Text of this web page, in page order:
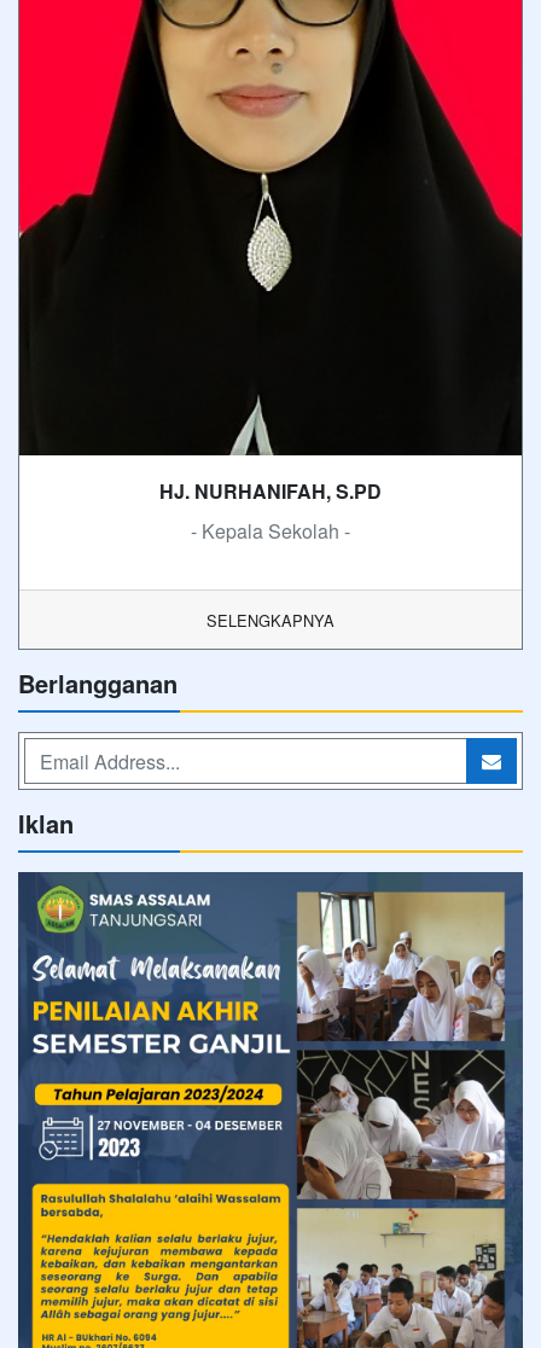
HJ. NURHANIFAH, S.PD
- Kepala Sekolah -
SELENGKAPNYA
Berlangganan
Iklan